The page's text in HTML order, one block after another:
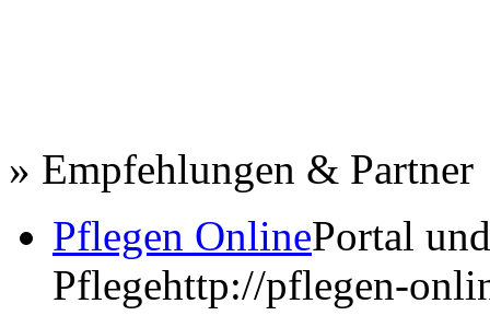
» Empfehlungen & Partner
Pflegen OnlinePortal
Pflegehttp://pflegen-